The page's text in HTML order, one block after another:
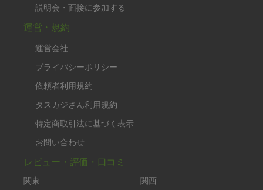
説明会・面接に参加する
運営・規約
運営会社
プライバシーポリシー
依頼者利用規約
タスカジさん利用規約
特定商取引法に基づく表示
お問い合わせ
レビュー・評価・口コミ
関東
関西